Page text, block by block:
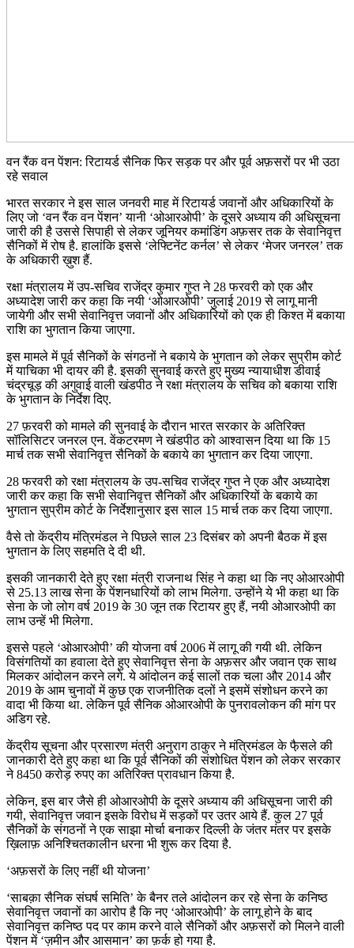
वन रैंक वन पेंशन: रिटायर्ड सैनिक फिर सड़क पर और पूर्व अफ़सरों पर भी उठा
रहे सवाल
भारत सरकार ने इस साल जनवरी माह में रिटायर्ड जवानों और अधिकारियों के
लिए जो ‘वन रैंक वन पेंशन’ यानी ‘ओआरओपी’ के दूसरे अध्याय की अधिसूचना
जारी की है उससे सिपाही से लेकर जूनियर कमांडिंग अफ़सर तक के सेवानिवृत्त
सैनिकों में रोष है. हालांकि इससे ‘लेफ्टिनेंट कर्नल’ से लेकर ‘मेजर जनरल’ तक
के अधिकारी ख़ुश हैं.
रक्षा मंत्रालय में उप-सचिव राजेंद्र कुमार गुप्त ने 28 फरवरी को एक और
अध्यादेश जारी कर कहा कि नयी ‘ओआरओपी’ जुलाई 2019 से लागू मानी
जायेगी और सभी सेवानिवृत्त जवानों और अधिकारियों को एक ही किश्त में बकाया
राशि का भुगतान किया जाएगा.
इस मामले में पूर्व सैनिकों के संगठनों ने बकाये के भुगतान को लेकर सुप्रीम कोर्ट
में याचिका भी दायर की है. इसकी सुनवाई करते हुए मुख्य न्यायाधीश डीवाई
चंद्रचूड़ की अगुवाई वाली खंडपीठ ने रक्षा मंत्रालय के सचिव को बकाया राशि
के भुगतान के निर्देश दिए.
27 फ़रवरी को मामले की सुनवाई के दौरान भारत सरकार के अतिरिक्त
सॉलिसिटर जनरल एन. वेंकटरमण ने खंडपीठ को आश्वासन दिया था कि 15
मार्च तक सभी सेवानिवृत्त सैनिकों के बकाये का भुगतान कर दिया जाएगा.
28 फरवरी को रक्षा मंत्रालय के उप-सचिव राजेंद्र गुप्त ने एक और अध्यादेश
जारी कर कहा कि सभी सेवानिवृत्त सैनिकों और अधिकारियों के बकाये का
भुगतान सुप्रीम कोर्ट के निर्देशानुसार इस साल 15 मार्च तक कर दिया जाएगा.
वैसे तो केंद्रीय मंत्रिमंडल ने पिछले साल 23 दिसंबर को अपनी बैठक में इस
भुगतान के लिए सहमति दे दी थी.
इसकी जानकारी देते हुए रक्षा मंत्री राजनाथ सिंह ने कहा था कि नए ओआरओपी
से 25.13 लाख सेना के पेंशनधारियों को लाभ मिलेगा. उन्होंने ये भी कहा था कि
सेना के जो लोग वर्ष 2019 के 30 जून तक रिटायर हुए हैं, नयी ओआरओपी का
लाभ उन्हें भी मिलेगा.
इससे पहले ‘ओआरओपी’ की योजना वर्ष 2006 में लागू की गयी थी. लेकिन
विसंगतियों का हवाला देते हुए सेवानिवृत्त सेना के अफ़सर और जवान एक साथ
मिलकर आंदोलन करने लगे. ये आंदोलन कई सालों तक चला और 2014 और
2019 के आम चुनावों में कुछ एक राजनीतिक दलों ने इसमें संशोधन करने का
वादा भी किया था. लेकिन पूर्व सैनिक ओआरओपी के पुनरावलोकन की मांग पर
अडिग रहे.
केंद्रीय सूचना और प्रसारण मंत्री अनुराग ठाकुर ने मंत्रिमंडल के फै़सले की
जानकारी देते हुए कहा था कि पूर्व सैनिकों की संशोधित पेंशन को लेकर सरकार
ने 8450 करोड़ रुपए का अतिरिक्त प्रावधान किया है.
लेकिन, इस बार जैसे ही ओआरओपी के दूसरे अध्याय की अधिसूचना जारी की
गयी, सेवानिवृत्त जवान इसके विरोध में सड़कों पर उतर आये हैं. कुल 27 पूर्व
सैनिकों के संगठनों ने एक साझा मोर्चा बनाकर दिल्ली के जंतर मंतर पर इसके
ख़िलाफ़ अनिश्चितकालीन धरना भी शुरू कर दिया है.
‘अफ़सरों के लिए नहीं थी योजना’
‘साबक़ा सैनिक संघर्ष समिति’ के बैनर तले आंदोलन कर रहे सेना के कनिष्ठ
सेवानिवृत्त जवानों का आरोप है कि नए ‘ओआरओपी’ के लागू होने के बाद
सेवानिवृत्त कनिष्ठ पद पर काम करने वाले सैनिकों और अफ़सरों को मिलने वाली
पेंशन में ‘ज़मीन और आसमान’ का फ़र्क हो गया है.